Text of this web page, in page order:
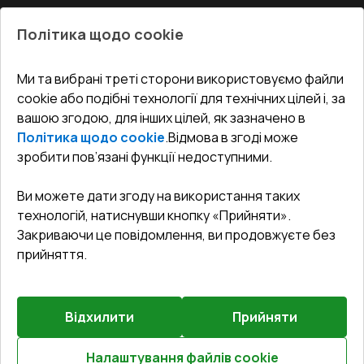
Блог
Адреса гіпермаркета
Як правильно заміряти вікна
СЕРВІС ТА ОБЛУГОВУВАННЯ:
Доставка і Оплата
Гарантія та Сервіс
Повернення товару
Договір публічної оферти
КОНТАКТИ
Офіс:Україна, м. Вінниця, вул. Келецька 60 кв. 61
undefined(undefined)
©2026 Всі права захищені.
Сайт створено на платформіVitrager.com.
Повідомити про проблему?
Політика щодо cookie
Ми та вибрані треті сторони використовуємо файли
cookie або подібні технології для технічних цілей і, за
вашою згодою, для інших цілей, як зазначено в
Політика щодо cookie.Відмова в згоді може
зробити пов’язані функції недоступними.
Ви можете дати згоду на використання таких
технологій, натиснувши кнопку «Прийняти».
Закриваючи це повідомлення, ви продовжуєте без
прийняття.
Відхилити Прийняти
Налаштування файлів cookie